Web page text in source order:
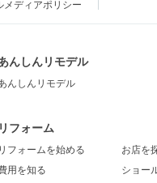
メディアポリシー
んしんリモデル
んしんリモデル
リフォーム
リフォームを始める
用を知る
お店を
ショー